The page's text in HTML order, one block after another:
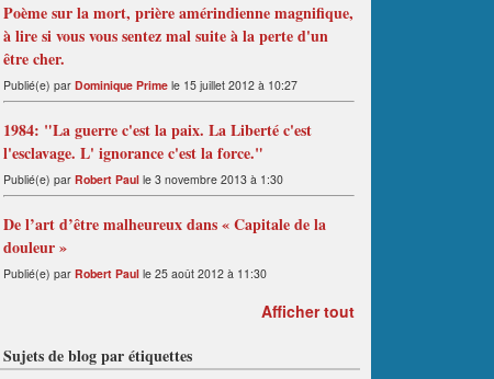
Poème sur la mort, prière amérindienne magnifique,
à lire si vous vous sentez mal suite à la perte d'un
être cher.
Publié(e) par Dominique Prime le 15 juillet 2012 à 10:27
1984: "La guerre c'est la paix. La Liberté c'est
l'esclavage. L' ignorance c'est la force."
Publié(e) par Robert Paul le 3 novembre 2013 à 1:30
De l’art d’être malheureux dans « Capitale de la
douleur »
Publié(e) par Robert Paul le 25 août 2012 à 11:30
Afficher tout
Sujets de blog par étiquettes